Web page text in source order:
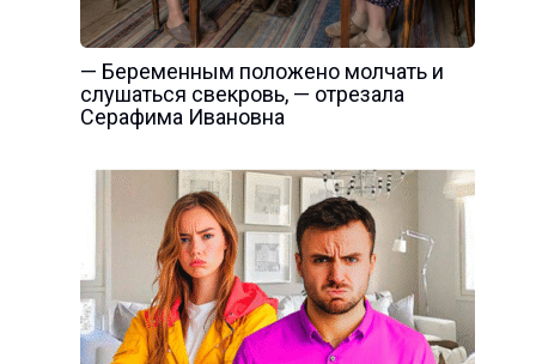
— Беременным положено молчать и
слушаться свекровь, — отрезала
Серафима Ивановна